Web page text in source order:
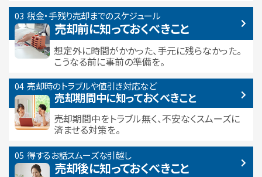
税金・手残り売却までのスケジュール
売却前に知っておくべきこと
想定外に時間がかかった、手元に残らなかった。
こうなる前に事前の準備を。
売却時のトラブルや値引き対応など
売却期間中に知っておくべきこと
売却期間中をトラブル無く、不安なくスムーズに
済ませる対策を。
得するお話スムーズな引越し
売却後に知っておくべきこと